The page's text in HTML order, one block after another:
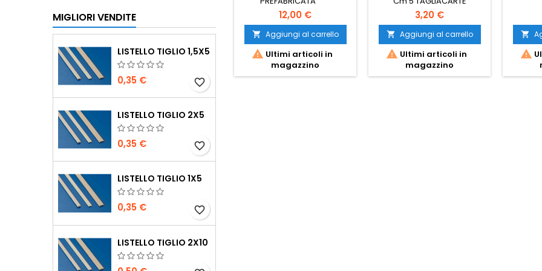
MIGLIORI VENDITE
LISTELLO TIGLIO 1,5X5
0,35 € favorite_border
LISTELLO TIGLIO 2X5
0,35 € favorite_border
LISTELLO TIGLIO 1X5
0,35 € favorite_border
LISTELLO TIGLIO 2X10
12,00 €
 Aggiungi al carrello
 Ultimi articoli in
magazzino
3,20 €
 Aggiungi al carrello
 Ultimi articoli in
magazzino

